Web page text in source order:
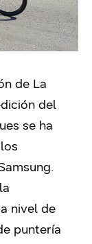
de La
del
se ha
nivel de
puntería